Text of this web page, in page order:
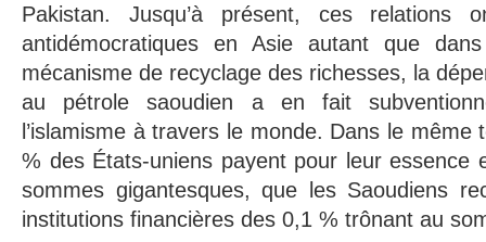
Pakistan. Jusqu’à présent, ces relations
antidémocratiques en Asie autant que
mécanisme de recyclage des richesses, la
au pétrole saoudien a en fait
l’islamisme à travers le monde. Dans le
% des États-uniens payent pour leur essence
sommes gigantesques, que les Saoudiens
institutions financières des 0,1 % trônant au